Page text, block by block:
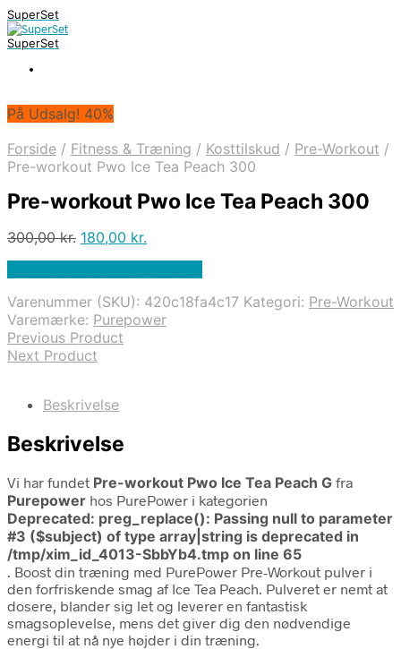
SuperSet
SuperSet
På Udsalg! 40%
Forside / Fitness & Træning / Kosttilskud / Pre-Workout /
Pre-workout Pwo Ice Tea Peach 300
Pre-workout Pwo Ice Tea Peach 300
300,00kr. Den
300,00 kr..
180,00 kr.
180,00 kr..
Varenummer (SKU): 420c18fa4c17 Kategori: Pre-Workout
Varemærke: Purepower
Previous Product
Next Product
Beskrivelse
Beskrivelse
Vi har fundet Pre-workout Pwo Ice Tea Peach G fra
Purepower hos PurePower i kategorien
Deprecated: preg_replace(): Passing null to parameter
#3 ($subject) of type array|string is deprecated in
/tmp/xim_id_4013-SbbYb4.tmp on line 65
. Boost din træning med PurePower Pre-Workout pulver i
den forfriskende smag af Ice Tea Peach. Pulveret er nemt at
dosere, blander sig let og leverer en fantastisk
smagsoplevelse, mens det giver dig den nødvendige
energi til at nå nye højder i din træning.